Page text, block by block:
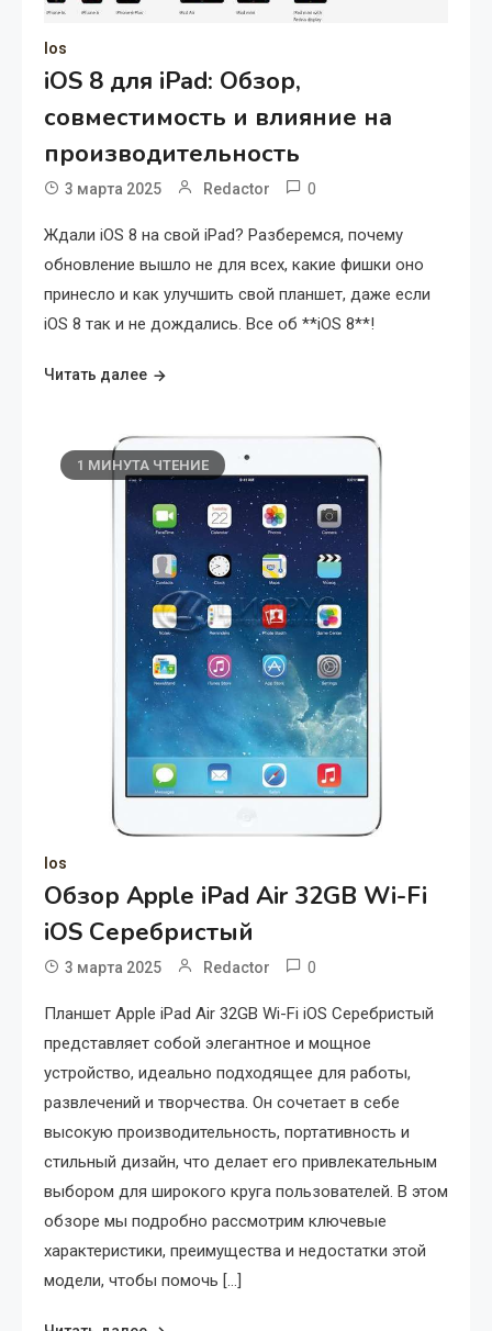
Ios
iOS 8 для iPad: Обзор,
совместимость и влияние на
производительность
3 марта 2025 Redactor 0
Ждали iOS 8 на свой iPad? Разберемся, почему
обновление вышло не для всех, какие фишки оно
принесло и как улучшить свой планшет, даже если
iOS 8 так и не дождались. Все об **iOS 8**!
Читать далее
1 МИНУТА ЧТЕНИЕ
Ios
Обзор Apple iPad Air 32GB Wi-Fi
iOS Серебристый
3 марта 2025 Redactor 0
Планшет Apple iPad Air 32GB Wi-Fi iOS Серебристый
представляет собой элегантное и мощное
устройство, идеально подходящее для работы,
развлечений и творчества. Он сочетает в себе
высокую производительность, портативность и
стильный дизайн, что делает его привлекательным
выбором для широкого круга пользователей. В этом
обзоре мы подробно рассмотрим ключевые
характеристики, преимущества и недостатки этой
модели, чтобы помочь […]